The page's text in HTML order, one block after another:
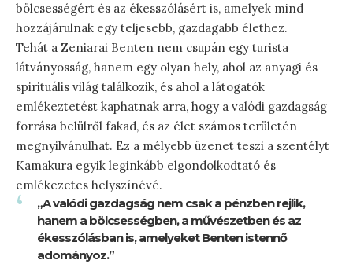
bölcsességért és az ékesszólásért is, amelyek mind
hozzájárulnak egy teljesebb, gazdagabb élethez.
Tehát a Zeniarai Benten nem csupán egy turista
látványosság, hanem egy olyan hely, ahol az anyagi és
spirituális világ találkozik, és ahol a látogatók
emlékeztetést kaphatnak arra, hogy a valódi gazdagság
forrása belülről fakad, és az élet számos területén
megnyilvánulhat. Ez a mélyebb üzenet teszi a szentélyt
Kamakura egyik leginkább elgondolkodtató és
emlékezetes helyszínévé.
„A valódi gazdagság nem csak a pénzben rejlik,
hanem a bölcsességben, a művészetben és az
ékesszólásban is, amelyeket Benten istennő
adományoz.”